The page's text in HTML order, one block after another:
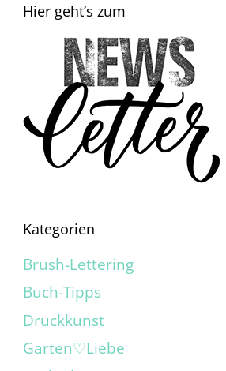
Hier geht’s zum
Kategorien
Brush-Lettering
Buch-Tipps
Druckkunst
Garten♡Liebe